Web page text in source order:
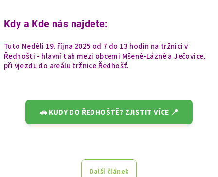
Kdy a Kde nás najdete:
Tuto Neděli 19. října 2025 od 7 do 13 hodin na tržnici v
Ředhošti - hlavní tah mezi obcemi Mšené-Lázně a Ječovice,
při vjezdu do areálu tržnice Ředhošť.
🚗 KUDY DO ŘEDHOŠTĚ? ZJISTIT VÍCE 📍
Další článek